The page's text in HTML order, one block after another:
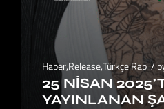
Haber,Release,Türkçe Rap
25 NISAN
YAYINLANAN